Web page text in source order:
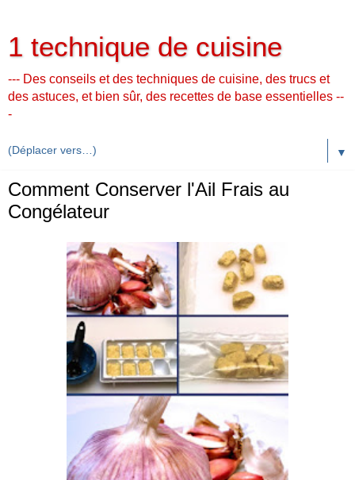
1 technique de cuisine
--- Des conseils et des techniques de cuisine, des trucs et
des astuces, et bien sûr, des recettes de base essentielles --
-
▼
Comment Conserver l'Ail Frais au
Congélateur